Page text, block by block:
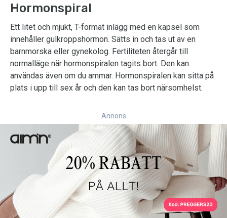
Hormonspiral
Ett litet och mjukt, T-format inlägg med en kapsel som
innehåller gulkroppshormon. Sätts in och tas ut av en
barnmorska eller gynekolog. Fertiliteten återgår till
normalläge när hormonspiralen tagits bort. Den kan
användas även om du ammar. Hormonspiralen kan sitta på
plats i upp till sex år och den kan tas bort närsomhelst.
Annons